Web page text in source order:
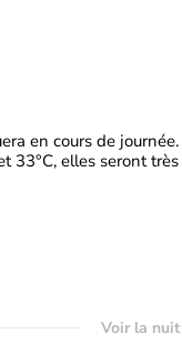
en cours de journée.
33°C, elles seront très
Voir la nuit